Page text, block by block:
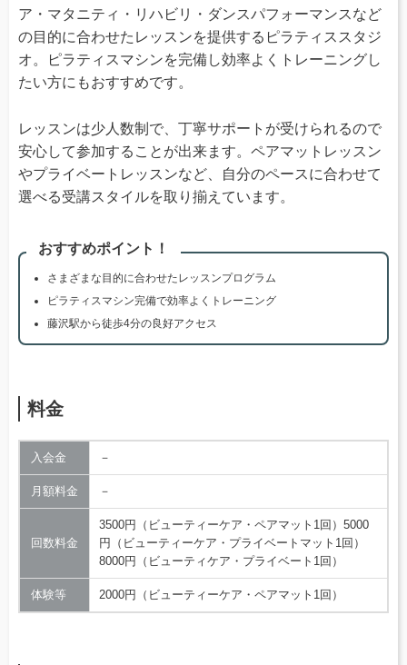
ア・マタニティ・リハビリ・ダンスパフォーマンスなど
の目的に合わせたレッスンを提供するピラティススタジ
オ。ピラティスマシンを完備し効率よくトレーニングし
たい方にもおすすめです。
レッスンは少人数制で、丁寧サポートが受けられるので
安心して参加することが出来ます。ペアマットレッスン
やプライベートレッスンなど、自分のペースに合わせて
選べる受講スタイルを取り揃えています。
おすすめポイント！
さまざまな目的に合わせたレッスンプログラム
ピラティスマシン完備で効率よくトレーニング
藤沢駅から徒歩4分の良好アクセス
料金
入会金 －
月額料金 －
回数料金
3500円（ビューティーケア・ペアマット1回）5000
円（ビューティーケア・プライベートマット1回）
8000円（ビューティケア・プライベート1回）
体験等 2000円（ビューティーケア・ペアマット1回）